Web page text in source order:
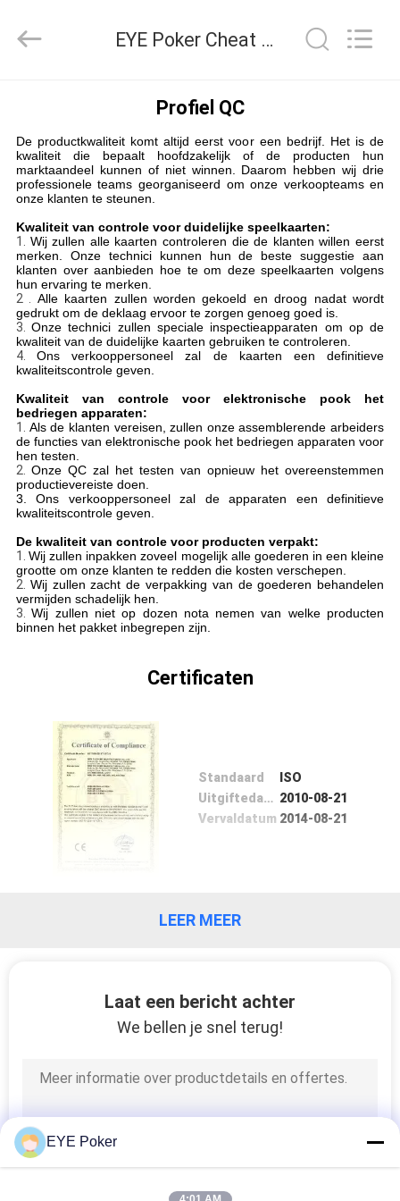
PRODUCTEN
OVER
ONS
FABRIEKSREIS
KWALITEITSCONTROLE
CONTACTEER
ONS
VRAAG
OFFERTE
AAN
POLICY
Center.
EYE Poker Cheat Center Kwaliteitscontrole
Profiel QC
De productkwaliteit komt altijd eerst voor een bedrijf. Het is de
kwaliteit die bepaalt hoofdzakelijk of de producten hun
marktaandeel kunnen of niet winnen. Daarom hebben wij drie
professionele teams georganiseerd om onze verkoopteams en
onze klanten te steunen.
Kwaliteit van controle voor duidelijke speelkaarten:
1. Wij zullen alle kaarten controleren die de klanten willen eerst
merken. Onze technici kunnen hun de beste suggestie aan
klanten over aanbieden hoe te om deze speelkaarten volgens
hun ervaring te merken.
2 . Alle kaarten zullen worden gekoeld en droog nadat wordt
gedrukt om de deklaag ervoor te zorgen genoeg goed is.
3.Onze technici zullen speciale inspectieapparaten om op de
kwaliteit van de duidelijke kaarten gebruiken te controleren.
4.Ons verkooppersoneel zal de kaarten een definitieve
kwaliteitscontrole geven.
Kwaliteit van controle voor elektronische pook het
bedriegen apparaten:
1. Als de klanten vereisen, zullen onze assemblerende arbeiders
de functies van elektronische pook het bedriegen apparaten voor
hen testen.
2. Onze QC zal het testen van opnieuw het overeenstemmen
productievereiste doen.
3. Ons verkooppersoneel zal de apparaten een definitieve
kwaliteitscontrole geven.
De kwaliteit van controle voor producten verpakt:
1.Wij zullen inpakken zoveel mogelijk alle goederen in een kleine
grootte om onze klanten te redden die kosten verschepen.
2. Wij zullen zacht de verpakking van de goederen behandelen
vermijden schadelijk hen.
3.Wij zullen niet op dozen nota nemen van welke producten
binnen het pakket inbegrepen zijn.
Certificaten
Standaard
ISO
Uitgiftedatum 2010-08-21
Vervaldatum 2014-08-21
LEER MEER
Laat een bericht achter
We bellen je snel terug!
EYE Poker